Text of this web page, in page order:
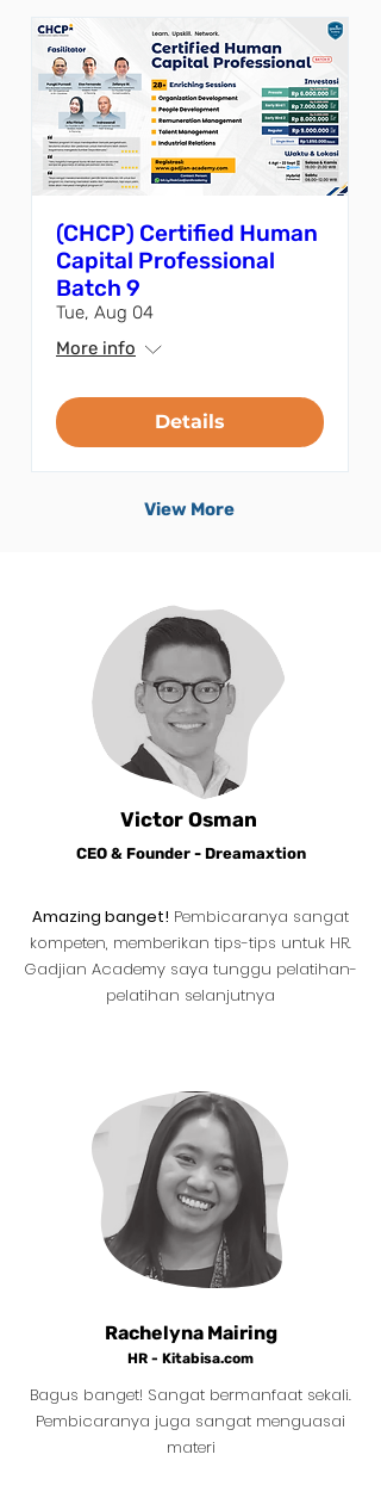
(CHCP) Certified Human
Capital Professional
Batch 9
Tue, Aug 04
More info
Details
View More
Victor Osman
CEO & Founder - Dreamaxtion
Amazing banget! Pembicaranya sangat
kompeten, memberikan tips-tips untuk HR.
Gadjian Academy saya tunggu pelatihan-
pelatihan selanjutnya
Rachelyna Mairing
HR - Kitabisa.com
Bagus banget! Sangat bermanfaat sekali.
Pembicaranya juga sangat menguasai
materi